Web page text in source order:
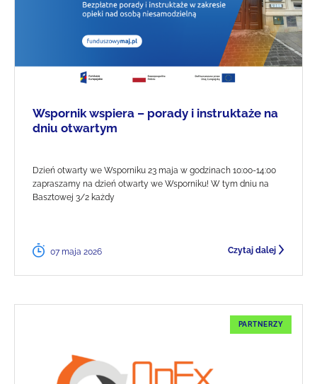
Wspornik wspiera – porady i instruktaże na
dniu otwartym
Dzień otwarty we Wsporniku 23 maja w godzinach 10:00-14:00
zapraszamy na dzień otwarty we Wsporniku! W tym dniu na
Basztowej 3/2 każdy
07 maja 2026 Czytaj dalej
PARTNERZY